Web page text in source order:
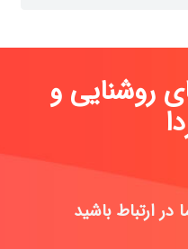
روشنایی و
ارتباط باشید